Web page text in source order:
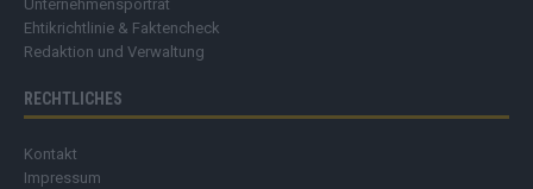
Unternehmensporträt
Ehtikrichtlinie & Faktencheck
Redaktion und Verwaltung
RECHTLICHES
Kontakt
Impressum